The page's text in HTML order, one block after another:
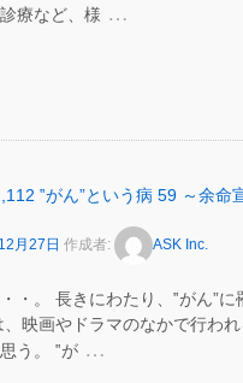
療など、様 …
‟がん”という病 59 ～余命
月27日 作成者: ASK Inc.
・。 長きにわたり、‟がん”
、映画やドラマのなかで行わ
う。 ‟が …